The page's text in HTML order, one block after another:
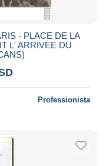
- PLACE DE LA
L' ARRIVEE DU
Professionista